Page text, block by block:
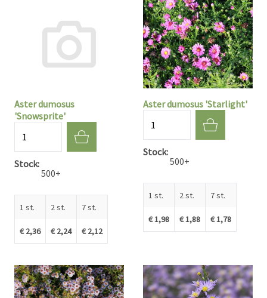
Aster dumosus
'Snowsprite'
Stock
500+
1 st.
€ 2,36
2 st.
€ 2,24
7 st.
€ 2,12
Aster dumosus 'Starlight'
Stock
500+
1 st.
€ 1,98
2 st.
€ 1,88
7 st.
€ 1,78